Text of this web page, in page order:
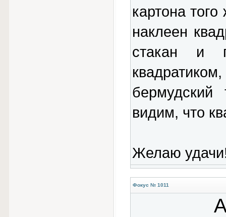
картона
наклеен
стакан и
бермудский
видим, что
Желаю
Фокус № 1011